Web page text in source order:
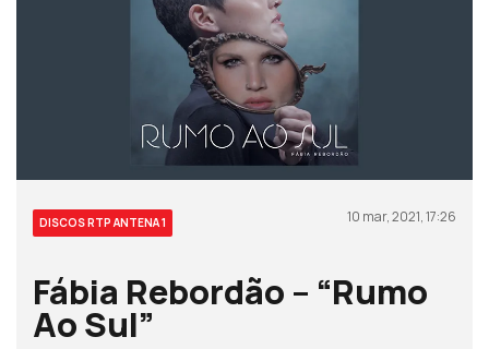
DISCOS RTP ANTENA 1 10 mar, 2021, 17:26
Fábia Rebordão – “Rumo
Ao Sul”